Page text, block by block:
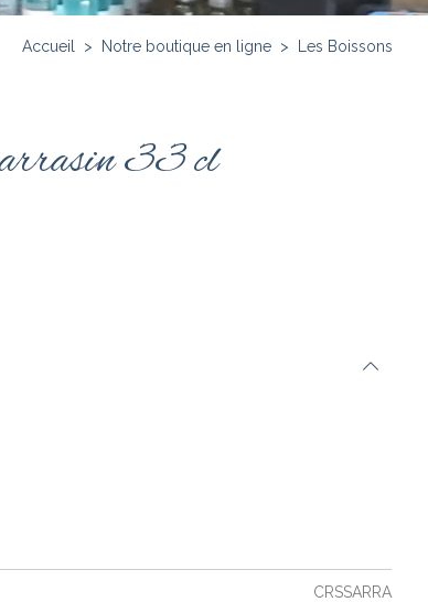
Accueil > Notre boutique en ligne > Les Boissons
33 cl
CRSSARRA